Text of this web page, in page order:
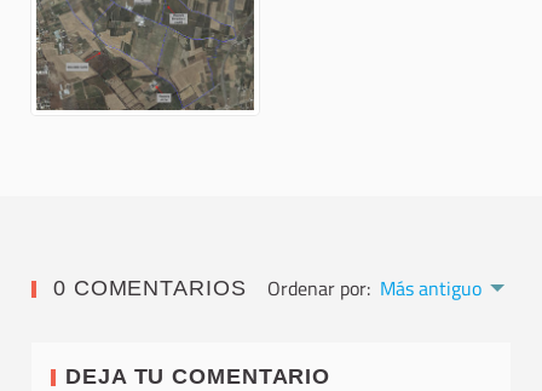
0 COMENTARIOS Ordenar por: Más antiguo
DEJA TU COMENTARIO